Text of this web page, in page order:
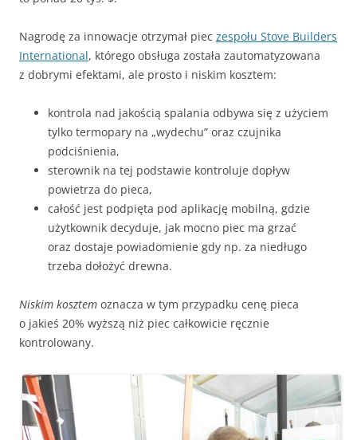
Nagrodę za innowacje otrzymał piec zespołu Stove Builders
International, którego obsługa została zautomatyzowana
z dobrymi efektami, ale prosto i niskim kosztem:
kontrola nad jakością spalania odbywa się z użyciem
tylko termopary na „wydechu” oraz czujnika
podciśnienia,
sterownik na tej podstawie kontroluje dopływ
powietrza do pieca,
całość jest podpięta pod aplikację mobilną, gdzie
użytkownik decyduje, jak mocno piec ma grzać
oraz dostaje powiadomienie gdy np. za niedługo
trzeba dołożyć drewna.
Niskim kosztem oznacza w tym przypadku cenę pieca
o jakieś 20% wyższą niż piec całkowicie ręcznie
kontrolowany.